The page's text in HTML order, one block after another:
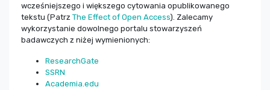
wcześniejszego i większego cytowania opublikowanego
tekstu (Patrz The Effect of Open Access). Zalecamy
wykorzystanie dowolnego portalu stowarzyszeń
badawczych z niżej wymienionych:
ResearchGate
SSRN
Academia.edu